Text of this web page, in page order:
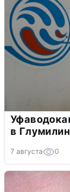
в
7 августа 0